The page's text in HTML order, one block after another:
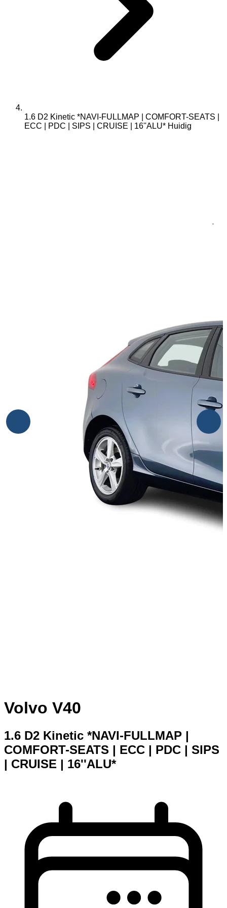
1.6 D2 Kinetic *NAVI-FULLMAP | COMFORT-SEATS |
ECC | PDC | SIPS | CRUISE | 16''ALU* Huidig
Volvo V40
1.6 D2 Kinetic *NAVI-FULLMAP |
COMFORT-SEATS | ECC | PDC | SIPS
| CRUISE | 16''ALU*